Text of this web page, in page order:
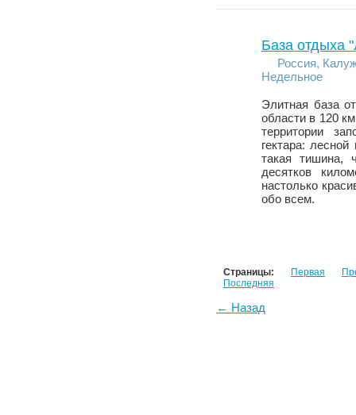
База отдыха
Россия,
Недельное
Элитная база
области в 120
территории
гектара:
такая тишина,
десятков
настолько
обо всем.
Страницы: Первая
Последняя
← Назад